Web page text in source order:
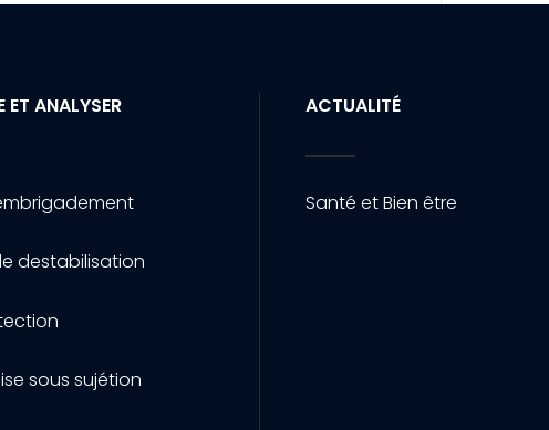
ET ANALYSER
destabilisation
sous sujétion
ACTUALITÉ
Santé et Bien être